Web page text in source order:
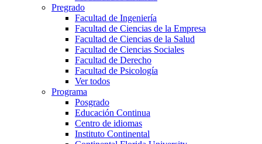
Pregrado
Facultad de Ingeniería
Facultad de Ciencias de la Empresa
Facultad de Ciencias de la Salud
Facultad de Ciencias Sociales
Facultad de Derecho
Facultad de Psicología
Ver todos
Programa
Posgrado
Educación Continua
Centro de idiomas
Instituto Continental